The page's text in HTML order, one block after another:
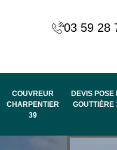
03 59 28
COUVREUR
CHARPENTIER
39
DEVIS POSE
GOUTTIÈRE